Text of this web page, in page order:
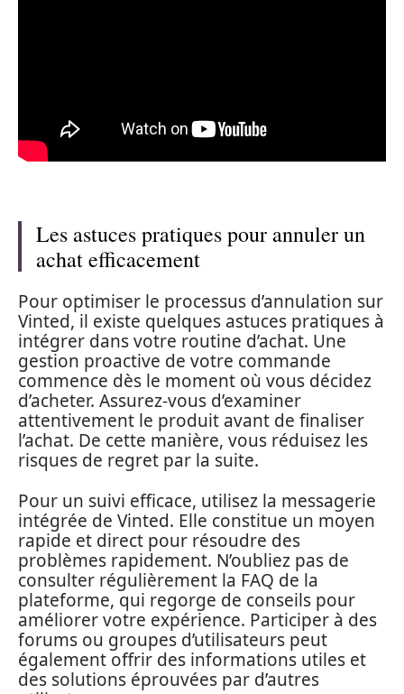
Les astuces pratiques pour annuler un
achat efficacement
Pour optimiser le processus d’annulation sur
Vinted, il existe quelques astuces pratiques à
intégrer dans votre routine d’achat. Une
gestion proactive de votre commande
commence dès le moment où vous décidez
d’acheter. Assurez-vous d’examiner
attentivement le produit avant de finaliser
l’achat. De cette manière, vous réduisez les
risques de regret par la suite.
Pour un suivi efficace, utilisez la messagerie
intégrée de Vinted. Elle constitue un moyen
rapide et direct pour résoudre des
problèmes rapidement. N’oubliez pas de
consulter régulièrement la FAQ de la
plateforme, qui regorge de conseils pour
améliorer votre expérience. Participer à des
forums ou groupes d’utilisateurs peut
également offrir des informations utiles et
des solutions éprouvées par d’autres